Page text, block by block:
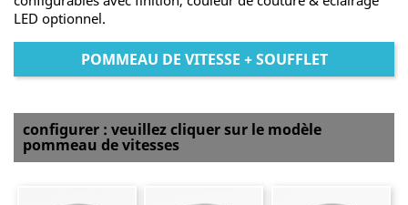
LED optionnel.
POMMEAU DE VITESSE + SOUFFLET
configurer : veuillez cliquer sur le modèle
pommeau de vitesses